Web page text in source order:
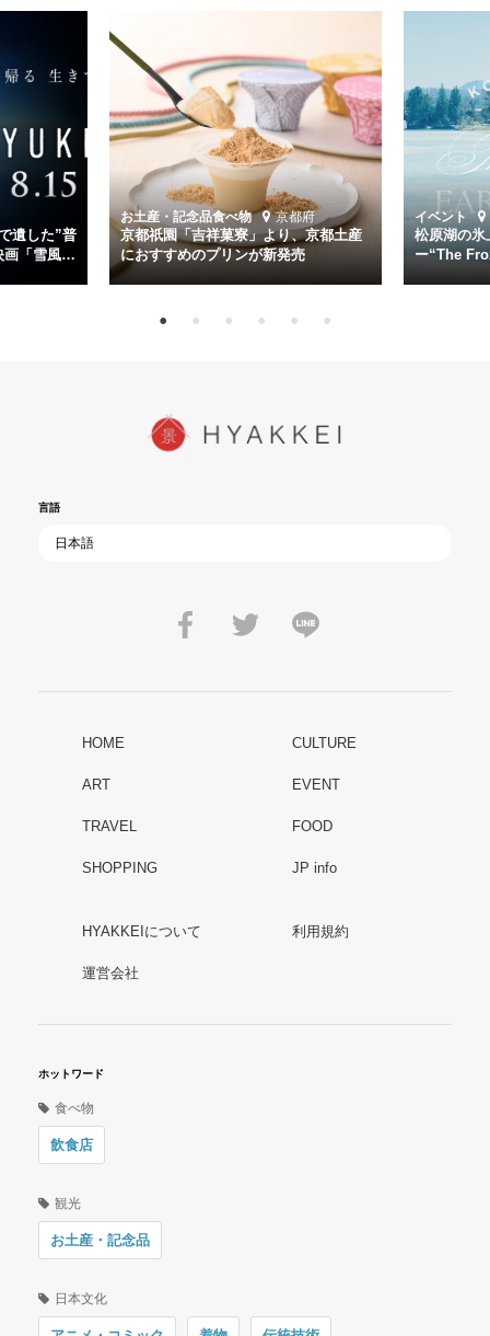
主演は「雪風」の艦長・寺澤一利を演じる竹野内豊。先任伍長・早瀬
幸平を玉木宏が演じるほか、奥平大兼、田中麗奈、石丸幹二、益岡徹
など実力派俳優が共演。そして戦艦大和と運命を共にした帝国海軍・
第二艦隊司令長官、伊藤整一を中井貴一が圧倒的な存在感で演じ切
る。
時代が再び、分断と暴力に揺れる現代。本作は「同じ過ちを繰り返す
道を歩んではいないか」と、彼らが命をかけて守りたいと願っ
た”今”を生きる私達に問いかける。戦後80年、戦争の記憶が薄れゆく
今だからこそ、尊い平和の価値を未来に繋ぐ作品『雪風 YUKIKAZE』
を多くの方にご覧いただきたい。
遺した”普
画「雪風
お土産・記念品食べ物 京都府
京都祇園「吉祥菓寮」より、京都土産
におすすめのプリンが新発売
イベント
松原湖の氷
ー“The
言語
HOME CULTURE
ART EVENT
TRAVEL FOOD
SHOPPING JP info
HYAKKEIについて 利用規約
運営会社
ホットワード
食べ物
飲食店
観光
お土産・記念品
日本文化